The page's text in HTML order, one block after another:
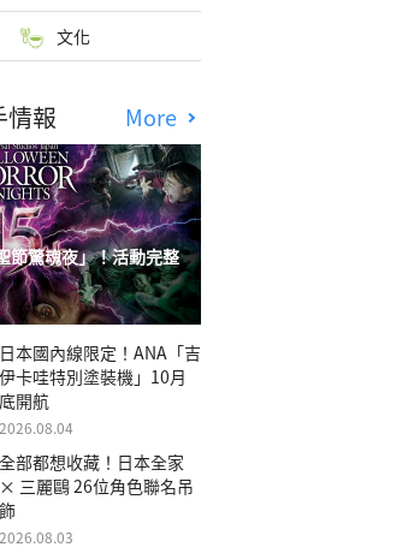
文化
情報 More
節驚魂夜」！活動完整
日本國內線限定！ANA「吉
伊卡哇特別塗裝機」10月
底開航
2026.08.04
全部都想收藏！日本全家
× 三麗鷗 26位角色聯名吊
飾
2026.08.03